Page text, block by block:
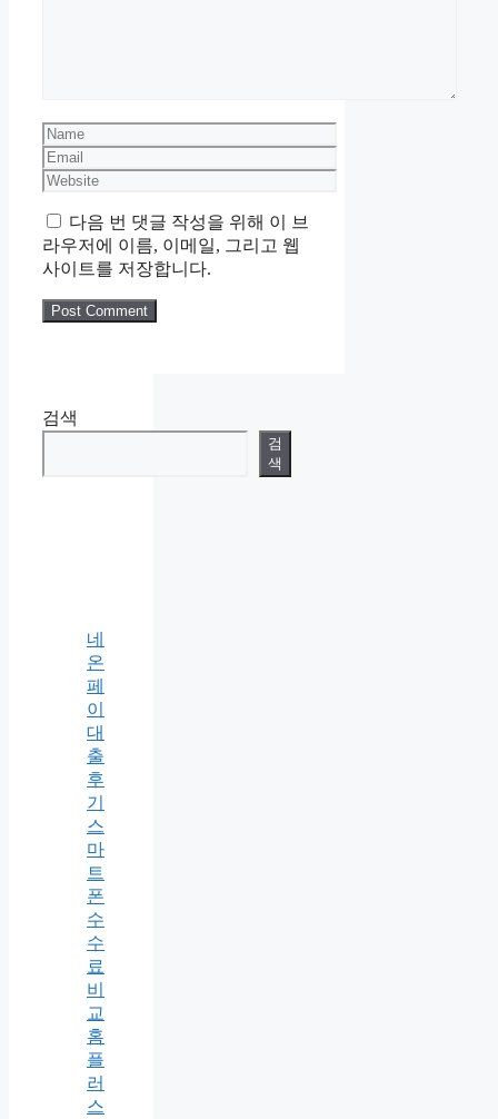
Name
Email
Website
다음 번 댓글 작성을 위해 이 브
라우저에 이름, 이메일, 그리고 웹
사이트를 저장합니다.
검색
검
색
네
온
페
이
대
출
후
기
스
마
트
폰
수
수
료
비
교
홈
플
러
스